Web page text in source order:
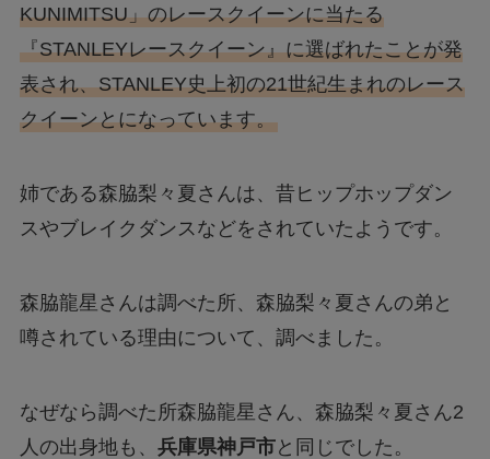
KUNIMITSU」のレースクイーンに当たる
『STANLEYレースクイーン』に選ばれたことが発
表され、STANLEY史上初の21世紀生まれのレース
クイーンとになっています。
姉である森脇梨々夏さんは、昔ヒップホップダン
スやブレイクダンスなどをされていたようです。
森脇龍星さんは調べた所、森脇梨々夏さんの弟と
噂されている理由について、調べました。
なぜなら調べた所森脇龍星さん、森脇梨々夏さん2
人の出身地も、 兵庫県神戸市と同じでした。